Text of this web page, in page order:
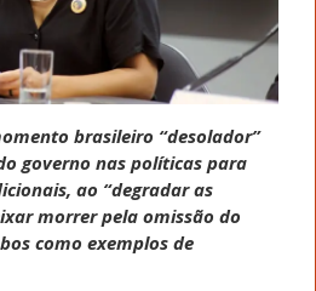
brasileiro “desolador”
governo nas políticas para
ao “degradar as
morrer pela omissão do
como exemplos de